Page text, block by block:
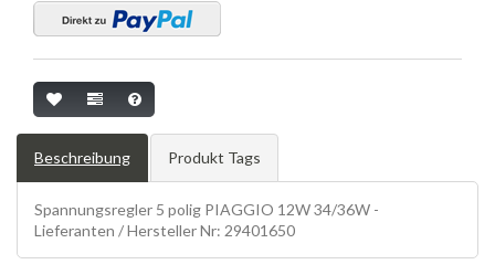
Beschreibung Produkt Tags
Spannungsregler 5 polig PIAGGIO 12W 34/36W -
Lieferanten / Hersteller Nr: 29401650